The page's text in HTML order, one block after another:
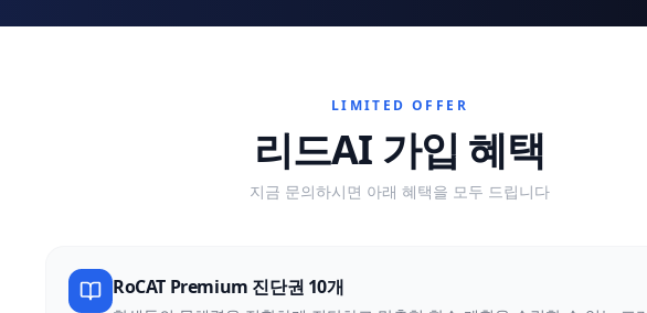
LIMITED OFFER
리드AI 가입 혜택
지금 문의하시면 아래 혜택을 모두 드립니다
RoCAT Premium 진단권 10개